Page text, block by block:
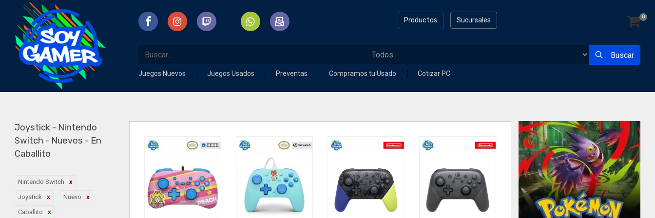
Sucursales
Productos 0
Buscar
Juegos Nuevos Juegos Usados Preventas Compramos tu Usado Cotizar PC
Joystick - Nintendo
Switch - Nuevos - En
Caballito
Nintendo Switch
Joystick Nuevo
Caballito